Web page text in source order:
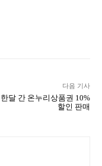
다음 기사
달 간 온누리상품권 10%
할인 판매